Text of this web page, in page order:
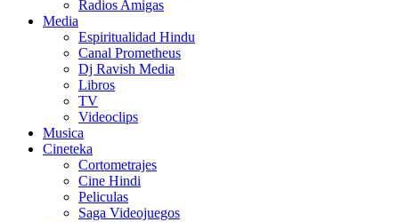
Radios Amigas
Media
Espiritualidad Hindu
Canal Prometheus
Dj Ravish Media
Libros
TV
Videoclips
Musica
Cineteka
Cortometrajes
Cine Hindi
Peliculas
Saga Videojuegos